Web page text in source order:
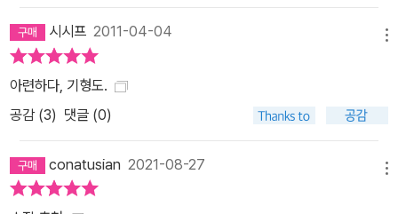
시시프 2011-04-04
아련하다, 기형도.
공감 (3) 댓글 (0)
conatusian 2021-08-27